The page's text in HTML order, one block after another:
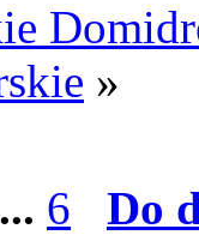
»
... 6 Do